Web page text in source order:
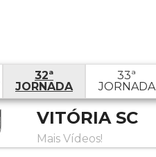
32ª
JORNADA
33ª
JORNADA
VITÓRIA SC
Mais Vídeos!